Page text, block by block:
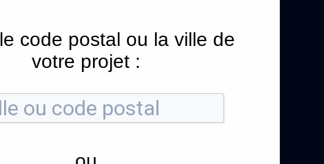
code postal ou la ville de
votre projet :